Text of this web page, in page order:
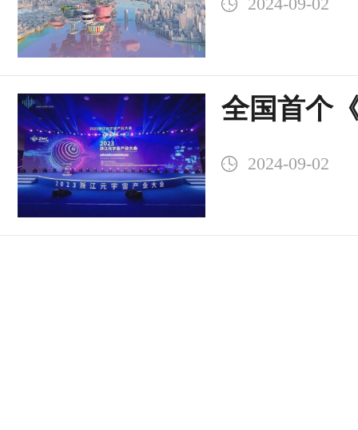
板
全国首个
布2024-09-02